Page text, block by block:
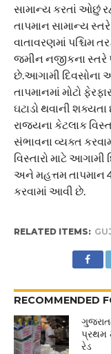
સામાન્ય કરતાં ઓછું
તાપમાન સામાન્ય
વાતાવરણમાં પશ્ચિમ
જમીન નજીકના સ્તરે
છે.આગામી દિવસોના
તાપમાનમાં મોટો
ઘટાડો થવાની
રાજ્યના કેટલાક
સંભાવના વ્યક્ત
વિસ્તારો માટે
અને મહત્તમ તાપમાન
કરવામાં આવી છે.
RELATED ITEMS:
RECOMMENDED
પ્રથમ
રેડ